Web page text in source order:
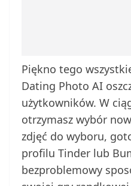
Piękno tego
Dating Photo AI
użytkowników. W
otrzymasz wybór
zdjęć do wyboru,
profilu Tinder lub
bezproblemowy